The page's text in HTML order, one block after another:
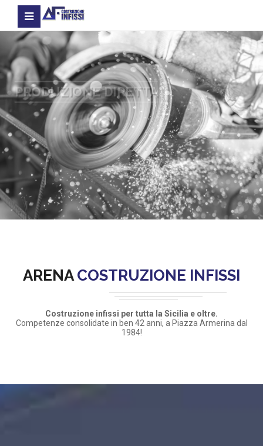
PRODUZIONE DIRETTA
ARENACOSTRUZIONE INFISSI
Costruzione infissi per tutta la Sicilia e oltre.
Competenze consolidate in ben 42 anni, a Piazza Armerina dal
1984!